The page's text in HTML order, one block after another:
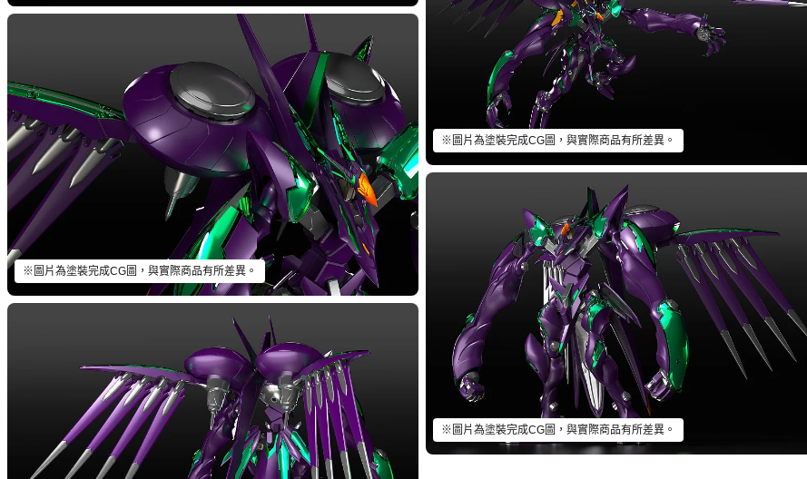
※圖片為塗裝完成CG圖，與實際商品有所差異。
※圖片為塗裝完成CG圖，與實際商品有所差異。
※圖片為塗裝完成CG圖，與實際商品有所差異。